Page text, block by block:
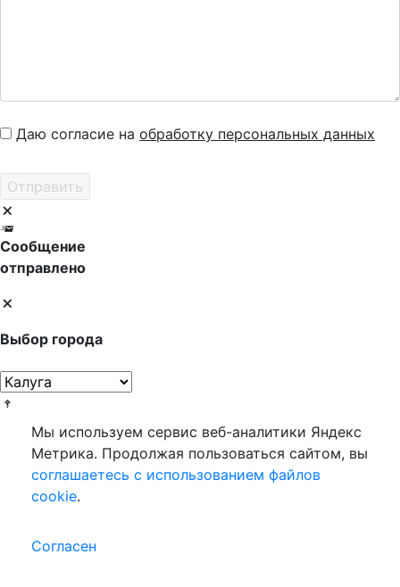
Даю согласие на обработку персональных данных
Сообщение
отправлено
Выбор города
Мы используем сервис веб-аналитики Яндекс
Метрика. Продолжая пользоваться сайтом, вы
соглашаетесь с использованием файлов
cookie.
Согласен